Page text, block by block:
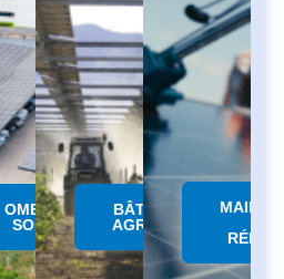
OMBRIERE
SOLAIRE
BÂTIMENTS
AGRICOLES